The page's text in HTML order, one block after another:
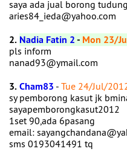
saya ada jual borong
aries84_ieda@yahoo.com
2. Nadia Fatin 2- Mon 23/
pls inform
nanad93@ymail.com
3.Cham83 - Tue 24/Jul/
sy pemborong kasut jk
sayapemborongkasut2012
1set 90,ada 6pasang
email:
sms 0193041491 tq